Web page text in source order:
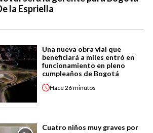
la Espriella
Una nueva obra vial que
beneficiará a miles entró en
funcionamiento en pleno
cumpleaños de Bogotá
Hace26 minutos
Cuatro niños muy graves por